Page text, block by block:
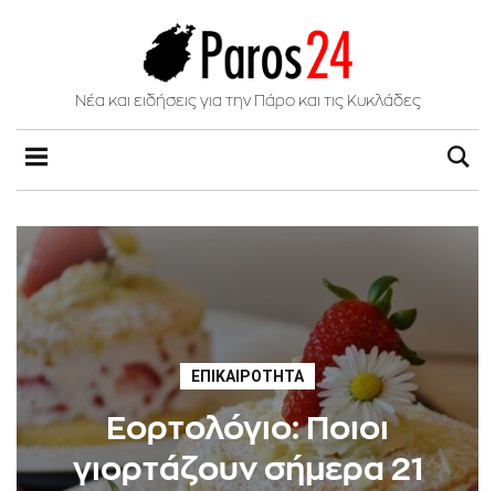
Νέα και ειδήσεις για την Πάρο και τις Κυκλάδες
ΕΠΙΚΑΙΡΌΤΗΤΑ
Εορτολόγιο: Ποιοι
γιορτάζουν σήμερα 21